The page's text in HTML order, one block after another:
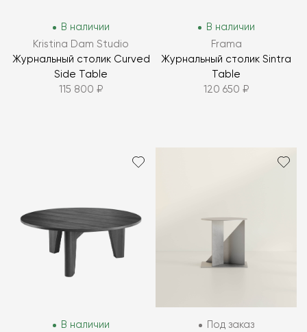
В наличии
Kristina Dam Studio
Журнальный столик Curved
Side Table
115 800 ₽
В наличии
Frama
Журнальный столик Sintra
Table
120 650 ₽
В наличии
Под заказ